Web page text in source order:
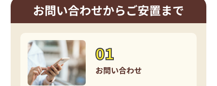
お問い合わせからご安置まで
お問い合わせ